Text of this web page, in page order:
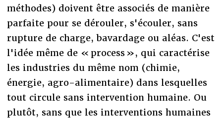
méthodes) doivent être associés de manière
parfaite pour se dérouler, s'écouler, sans
rupture de charge, bavardage ou aléas. C'est
l'idée même de « process », qui caractérise
les industries du même nom (chimie,
énergie, agro-alimentaire) dans lesquelles
tout circule sans intervention humaine. Ou
plutôt, sans que les interventions humaines